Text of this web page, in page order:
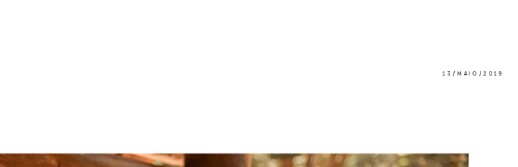
13/MAIO/2019